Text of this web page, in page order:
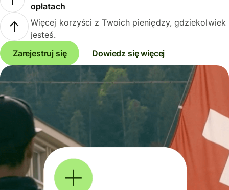
opłatach
Więcej korzyści z Twoich pieniędzy, gdziekolwiek
jesteś.
Zarejestruj się
Dowiedz się więcej